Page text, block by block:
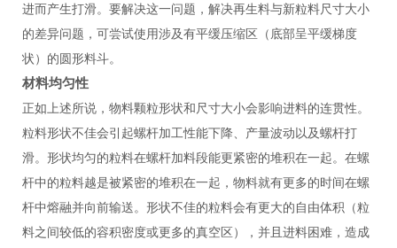
进而产生打滑。要解决这一问题，解决再生料与新粒料尺寸大小
的差异问题，可尝试使用涉及有平缓压缩区（底部呈平缓梯度
状）的圆形料斗。
材料均匀性
正如上述所说，物料颗粒形状和尺寸大小会影响进料的连贯性。
粒料形状不佳会引起螺杆加工性能下降、产量波动以及螺杆打
滑。形状均匀的粒料在螺杆加料段能更紧密的堆积在一起。在螺
杆中的粒料越是被紧密的堆积在一起，物料就有更多的时间在螺
杆中熔融并向前输送。形状不佳的粒料会有更大的自由体积（粒
料之间较低的容积密度或更多的真空区），并且进料困难，造成